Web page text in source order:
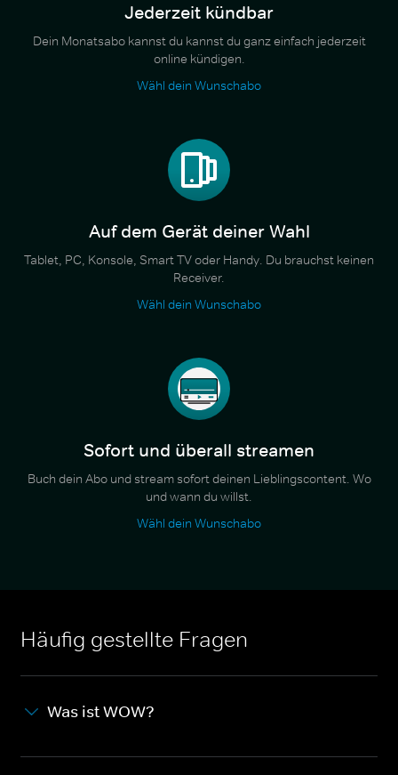
Jederzeit kündbar
Dein Monatsabo kannst du kannst du ganz einfach jederzeit
online kündigen.
Wähl dein Wunschabo
Auf dem Gerät deiner Wahl
Tablet, PC, Konsole, Smart TV oder Handy. Du brauchst keinen
Receiver.
Wähl dein Wunschabo
Sofort und überall streamen
Buch dein Abo und stream sofort deinen Lieblingscontent. Wo
und wann du willst.
Wähl dein Wunschabo
Häufig gestellte Fragen
Was ist WOW?